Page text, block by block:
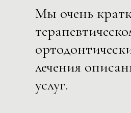
Мы очень
лечения
услуг.